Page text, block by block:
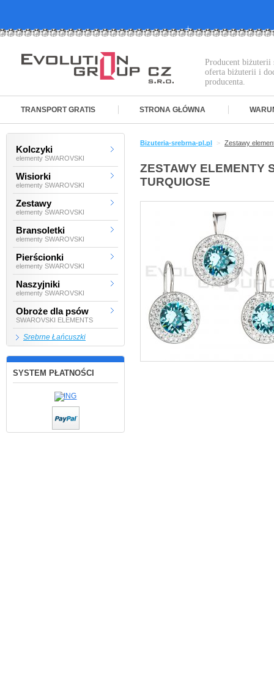
Producent biżuterii
oferta biżuterii i
producenta.
TRANSPORT GRATIS STRONA GŁÓWNA
Kolczyki
elementy SWAROVSKI
Wisiorki
elementy SWAROVSKI
Zestawy
elementy SWAROVSKI
Bransoletki
elementy SWAROVSKI
Pierścionki
elementy SWAROVSKI
Naszyjniki
elementy SWAROVSKI
Obroże dla psów
SWAROVSKI ELEMENTS
Srebrne Łańcuszki
SYSTEM PŁATNOŚCI
Bizuteria-srebrna-pl.pl > Zestawy
ZESTAWY ELEMENTY
TURQUIOSE